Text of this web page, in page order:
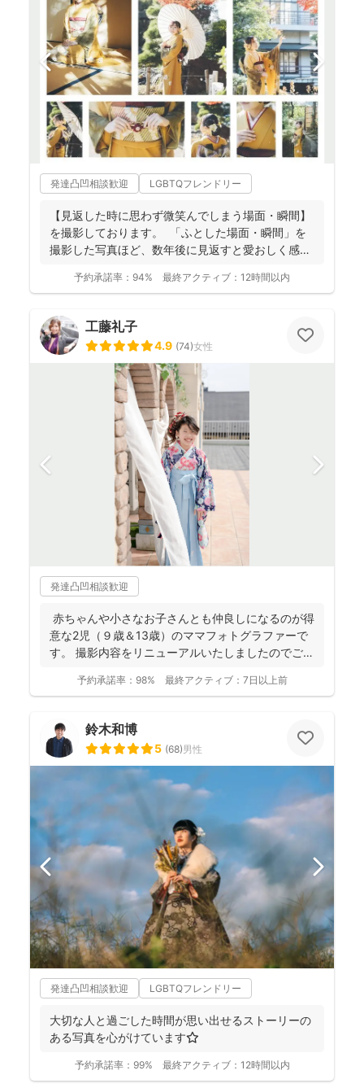
発達凸凹相談歓迎 LGBTQフレンドリー
【見返した時に思わず微笑んでしまう場面・瞬間】
を撮影しております。 ⁡ 「ふとした場面・瞬間」を
撮影した写真ほど、数年後に見返すと愛おしく感じ
予約承諾率： 94% 最終アクティブ： 12時間以内
工藤礼子
4.9 (74)女性
発達凸凹相談歓迎
赤ちゃんや小さなお子さんとも仲良しになるのが得
意な2児（９歳＆13歳）のママフォトグラファーで
す。 撮影内容をリニューアルいたしましたのでご案
予約承諾率： 98% 最終アクティブ： 7日以上前
鈴木和博
5 (68)男性
発達凸凹相談歓迎 LGBTQフレンドリー
大切な人と過ごした時間が思い出せるストーリーの
ある写真を心がけています⭐️
予約承諾率： 99% 最終アクティブ： 12時間以内